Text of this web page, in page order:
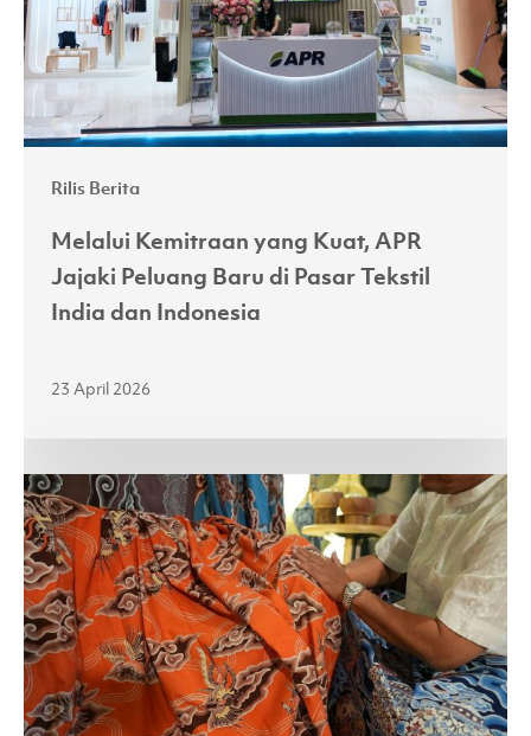
Rilis Berita
Peluang
Baru
Pasar
India
Melalui Kemitraan yang Kuat, APR
Jajaki Peluang Baru di Pasar Tekstil
India dan Indonesia
23 April 2026
Perkuat
Sektor
Batik
Nasional,
APR
Perkenalkan
Bahan
Lyocell